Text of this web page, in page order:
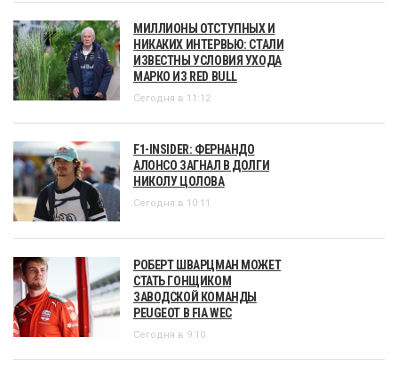
МИЛЛИОНЫ ОТСТУПНЫХ И
НИКАКИХ ИНТЕРВЬЮ: СТАЛИ
ИЗВЕСТНЫ УСЛОВИЯ УХОДА
МАРКО ИЗ RED BULL
Сегодня в 11:12
F1-INSIDER: ФЕРНАНДО
АЛОНСО ЗАГНАЛ В ДОЛГИ
НИКОЛУ ЦОЛОВА
Сегодня в 10:11
РОБЕРТ ШВАРЦМАН МОЖЕТ
СТАТЬ ГОНЩИКОМ
ЗАВОДСКОЙ КОМАНДЫ
PEUGEOT В FIA WEC
Сегодня в 9:10